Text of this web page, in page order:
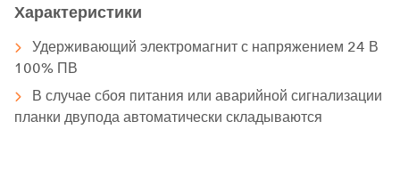
Характеристики
Удерживающий электромагнит с напряжением 24 В
100% ПВ
В случае сбоя питания или аварийной сигнализации
планки двупода автоматически складываются